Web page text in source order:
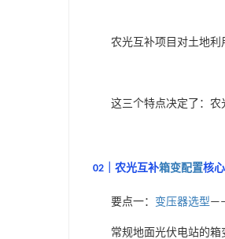
农光互补项目对土地利
这三个特点决定了：农
02 ｜农光互补箱变配置核
要点一： 变压器选型
常规地面光伏电站的